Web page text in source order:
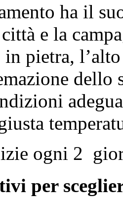
ha il
e la
pietra,
dello
ogni 2
per